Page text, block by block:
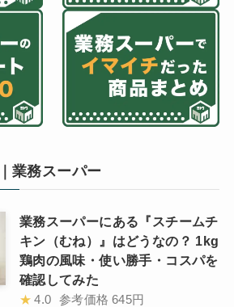
業務スーパー
業務スーパーにある『スチームチ
キン（むね）』はどうなの？ 1kg
鶏肉の風味・使い勝手・コスパを
確認してみた
★ 4.0 参考価格 645円